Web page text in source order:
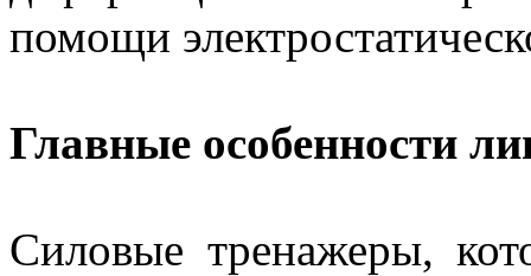
помощи
Главные особенности
Силовые тренажеры,